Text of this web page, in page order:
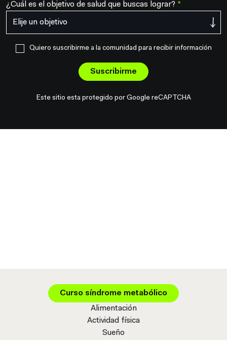
¿Cuál es el objetivo de salud que buscas lograr? *
Quiero suscribirme a la comunidad para recibir información
Suscribirme
Este sitio esta protegido por Google reCAPTCHA
Curso síndrome metabólico
Alimentación
Actividad física
Sueño